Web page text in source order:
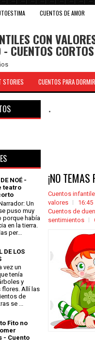
CUENTOS DE AMOR
CON
CUENTOS CORTOS
STORIES CUENTOS PARA DORMIR
.
¡NO TEMAS
Cuentos
valores
16:45
Cuentos de
sentimientos
NOÉ -
teatro
Un
puso muy
porque había
en la tierra.
per...
DE LOS
vez un
tenía
y
Allí las
de
se ...
Fito no
- Cuento